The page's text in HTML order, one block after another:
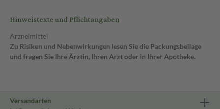
Hinweistexte und Pflichtangaben
Arzneimittel
Zu Risiken und Nebenwirkungen lesen Sie die Packungsbeilage
und fragen Sie Ihre Ärztin, Ihren Arzt oder in Ihrer Apotheke.
Versandarten